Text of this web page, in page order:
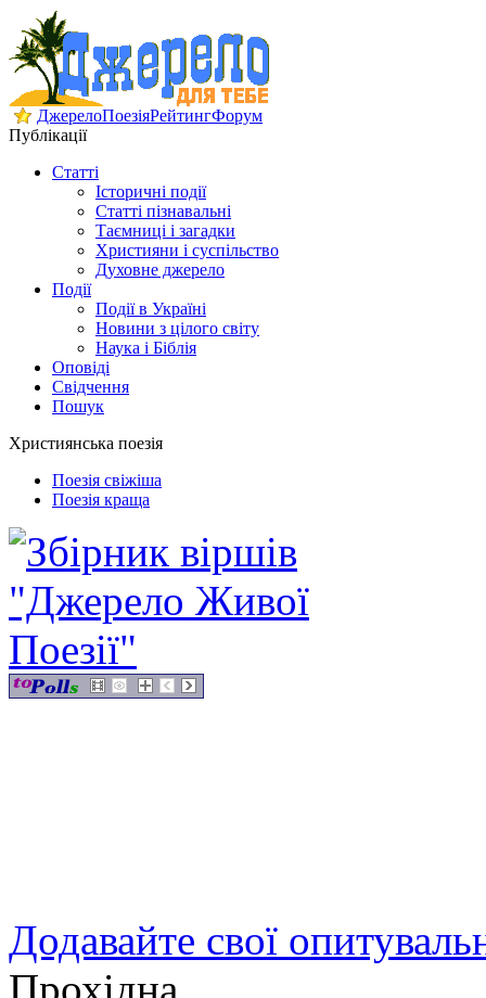
ДжерелоПоезіяРейтингФорум
Публікації
Статті
Історичні події
Статті пізнавальні
Таємниці і загадки
Християни і суспільство
Духовне джерело
Події
Події в Україні
Новини з цілого світу
Наука і Біблія
Оповіді
Свідчення
Пошук
Християнська поезія
Поезія свіжіша
Поезія краща
Додавайте свої